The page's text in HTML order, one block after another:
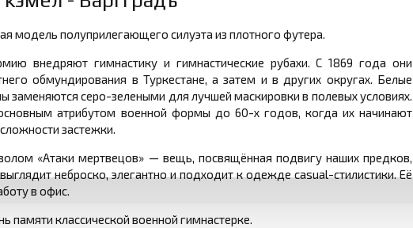
модель полуприлегающего силуэта из плотного футера.
внедряют гимнастику и гимнастические рубахи. С 1869 года они
обмундирования в Туркестане, а затем и в других округах. Белые
заменяются серо-зелеными для лучшей маскировки в полевых условиях.
атрибутом военной формы до 60-х годов, когда их начинают
застежки.
«Атаки мертвецов» — вещь, посвящённая подвигу наших предков,
неброско, элегантно и подходит к одежде casual-стилистики. Её
в офис.
памяти классической военной гимнастерке.